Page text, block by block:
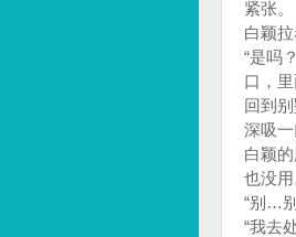
紧张。
白颖
“是吗
口，
回到
深吸
白颖
也没
“别…
“我去